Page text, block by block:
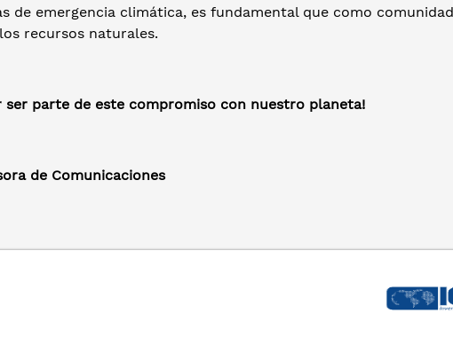
de emergencia climática, es fundamental que como
recursos naturales.
ser parte de este compromiso con nuestro planeta!
de Comunicaciones